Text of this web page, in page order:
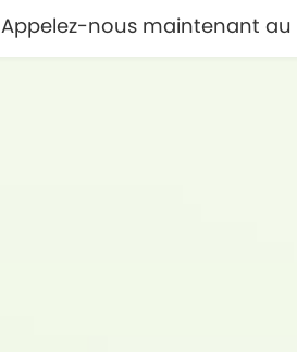
Appelez-nous maintenant au